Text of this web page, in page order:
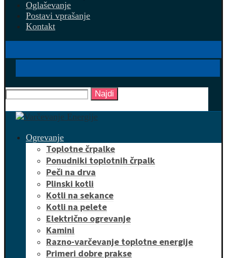
Oglaševanje
Postavi vprašanje
Kontakt
Najdi
Ogrevanje
Toplotne črpalke
Ponudniki toplotnih črpalk
Peči na drva
Plinski kotli
Kotli na sekance
Kotli na pelete
Električno ogrevanje
Kamini
Razno-varčevanje toplotne energije
Primeri dobre prakse